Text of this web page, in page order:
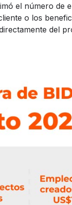
el número de
o los
del